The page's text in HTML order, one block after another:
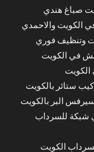
صباغ هندي
الكويت والاحمدي
وتنظيف فوري
في الكويت
ستائر بالكويت
البر بالكويت
للسرداب
الكويت